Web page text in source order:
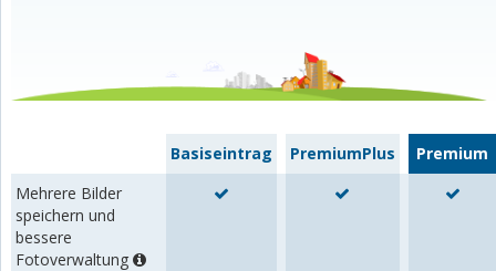
Basiseintrag PremiumPlus
Premium
Mehrere Bilder
speichern und
bessere
Fotoverwaltung